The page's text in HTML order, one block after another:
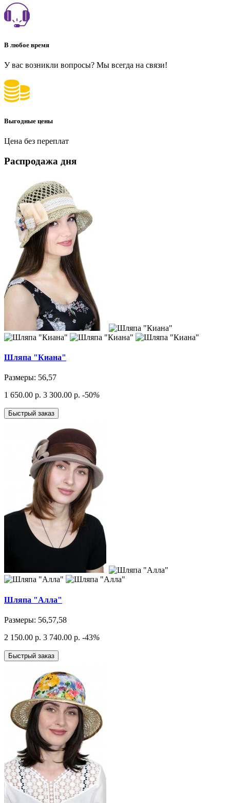
В любое время
У вас возникли вопросы? Мы всегда на связи!
Выгодные цены
Цена без переплат
Распродажа дня
Шляпа "Киана"
Размеры: 56,57
1 650.00 р. 3 300.00 р. -50%
Быстрый заказ
Шляпа "Алла"
Размеры: 56,57,58
2 150.00 р. 3 740.00 р. -43%
Быстрый заказ